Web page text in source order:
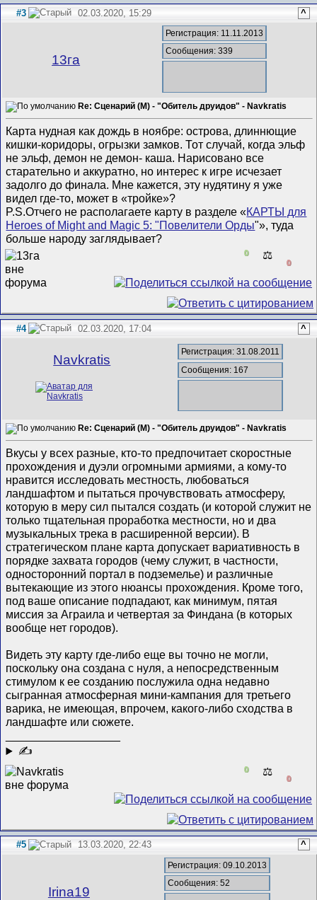
#3 02.03.2020, 15:29 ^
13га
Регистрация: 11.11.2013
Сообщения: 339
Re: Сценарий (M) - "Обитель друидов" - Navkratis
Карта нудная как дождь в ноябре: острова, длиннющие
кишки-коридоры, огрызки замков. Тот случай, когда эльф
не эльф, демон не демон- каша. Нарисовано все
старательно и аккуратно, но интерес к игре исчезает
задолго до финала. Мне кажется, эту нудятину я уже
видел где-то, может в «тройке»?
P.S.Отчего не располагаете карту в разделе «КАРТЫ для
Heroes of Might and Magic 5: "Повелители Орды"», туда
больше народу заглядывает?
0 ⚖️
0
#4 02.03.2020, 17:04 ^
Navkratis
Регистрация: 31.08.2011
Сообщения: 167
Re: Сценарий (M) - "Обитель друидов" - Navkratis
Вкусы у всех разные, кто-то предпочитает скоростные
прохождения и дуэли огромными армиями, а кому-то
нравится исследовать местность, любоваться
ландшафтом и пытаться прочувствовать атмосферу,
которую в меру сил пытался создать (и которой служит не
только тщательная проработка местности, но и два
музыкальных трека в расширенной версии). В
стратегическом плане карта допускает вариативность в
порядке захвата городов (чему служит, в частности,
односторонний портал в подземелье) и различные
вытекающие из этого нюансы прохождения. Кроме того,
под ваше описание подпадают, как минимум, пятая
миссия за Аграила и четвертая за Финдана (в которых
вообще нет городов).
Видеть эту карту где-либо еще вы точно не могли,
поскольку она создана с нуля, а непосредственным
стимулом к ее созданию послужила одна недавно
сыгранная атмосферная мини-кампания для третьего
варика, не имеющая, впрочем, какого-либо сходства в
ландшафте или сюжете.
✍
0 ⚖️
0
#5 13.03.2020, 22:43 ^
Irina19
Регистрация: 09.10.2013
Сообщения: 52